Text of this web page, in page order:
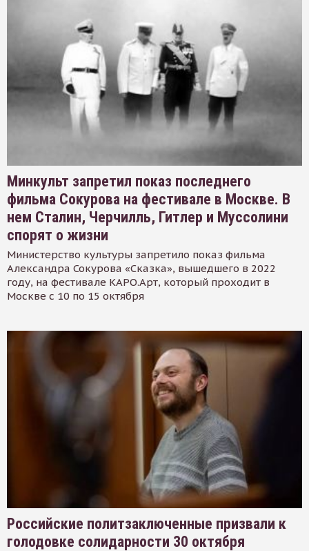
Минкульт запретил показ последнего
фильма Сокурова на фестивале в Москве. В
нем Сталин, Черчилль, Гитлер и Муссолини
спорят о жизни
Министерство культуры запретило показ фильма
Александра Сокурова «Сказка», вышедшего в 2022
году, на фестивале КАРО.Арт, который проходит в
Москве с 10 по 15 октября
Российские политзаключенные призвали к
голодовке солидарности 30 октября